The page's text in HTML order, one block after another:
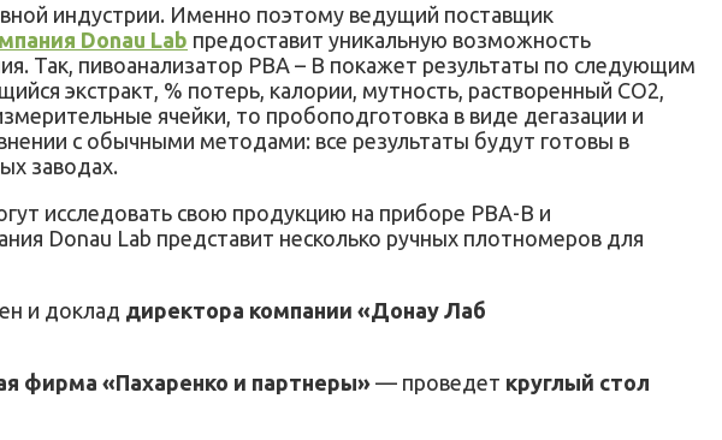
индустрии. Именно поэтому ведущий поставщик
Donau Lab предоставит уникальную возможность
Так, пивоанализатор PBA – B покажет результаты по следующим
экстракт, % потерь, калории, мутность, растворенный СО2,
ячейки, то пробоподготовка в виде дегазации и
с обычными методами: все результаты будут готовы в
заводах.
исследовать свою продукцию на приборе PBA-B и
Donau Lab представит несколько ручных плотномеров для
и доклад директора компании «Донау Лаб
фирма «Пахаренко и партнеры» — проведет круглый стол